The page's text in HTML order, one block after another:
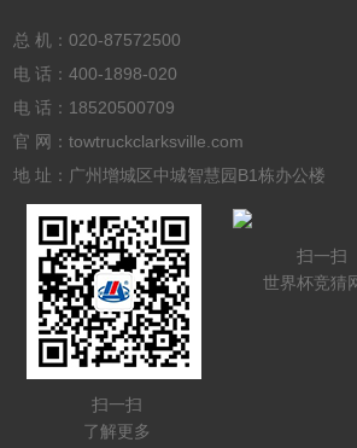
总 机：020-87572500
电 话：400-1898-020
电 话： 18520500709
官 网：towtruckclarksville.com
地 址：广州增城区中城智慧园B1栋办公楼
扫一扫
了解更多
扫一扫
世界杯竞猜